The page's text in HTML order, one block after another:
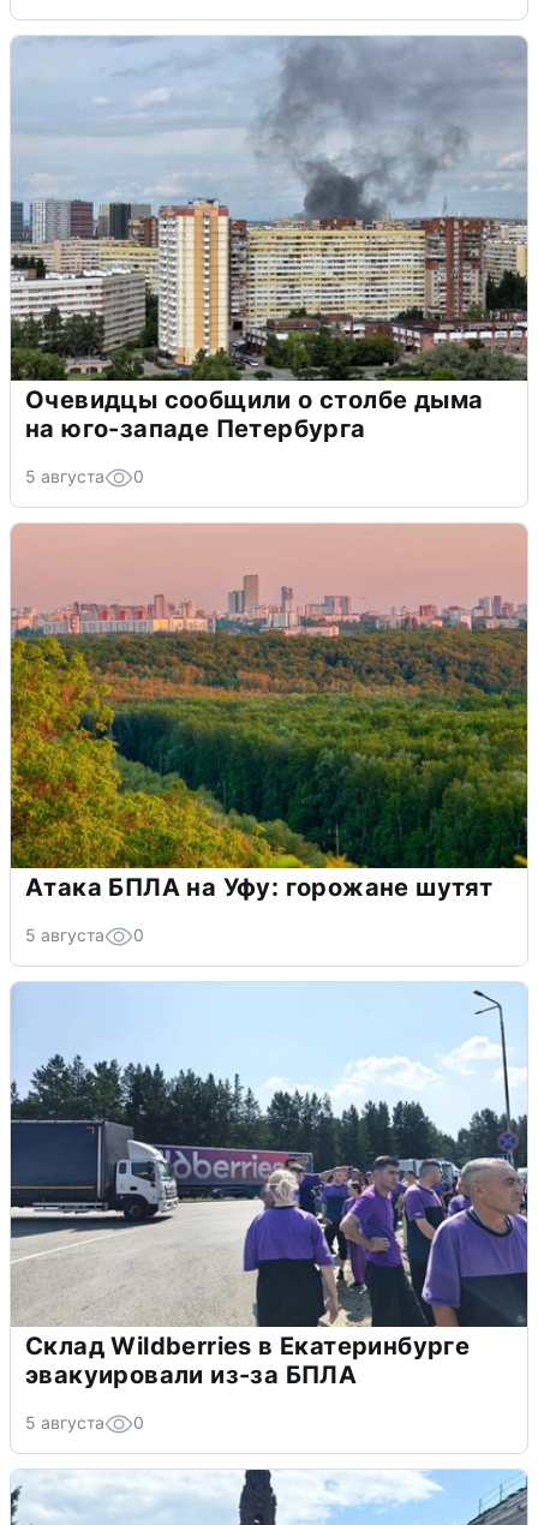
Очевидцы сообщили о столбе дыма
на юго-западе Петербурга
5 августа 0
Атака БПЛА на Уфу: горожане шутят
5 августа 0
Склад Wildberries в Екатеринбурге
эвакуировали из-за БПЛА
5 августа 0